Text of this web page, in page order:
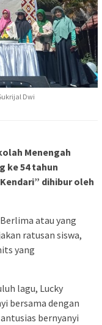
Dwi
Menengah
ke 54 tahun
dihibur oleh
atau yang
ratusan siswa,
yang
lagu, Lucky
bersama dengan
bernyanyi